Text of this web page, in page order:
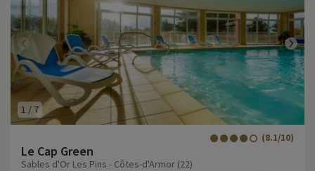
1 / 7
Le Cap Green
(8.1/10)
Sables d'Or Les Pins - Côtes-d'Armor (22)